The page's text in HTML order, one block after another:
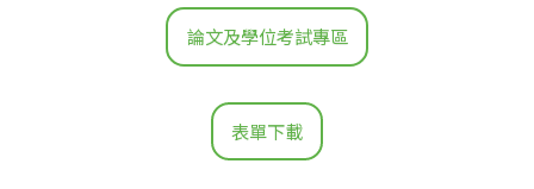
論文及學位考試專區
表單下載